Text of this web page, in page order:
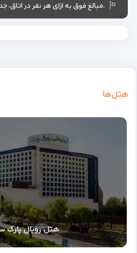
.مبالغ فوق به ازای هر نفر در
هتل‌ها
هتل رویال پارک